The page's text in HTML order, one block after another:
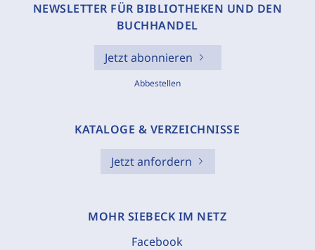
NEWSLETTER FÜR BIBLIOTHEKEN UND DEN
BUCHHANDEL
Jetzt abonnieren
Abbestellen
KATALOGE & VERZEICHNISSE
Jetzt anfordern
MOHR SIEBECK IM NETZ
Facebook